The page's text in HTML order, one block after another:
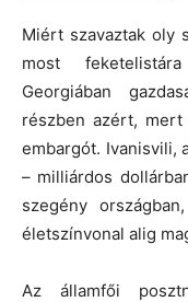
Miért szavaztak oly
most
Georgiában
részben azért,
embargót. Ivanisvili,
– milliárdos
szegény
életszínvonal alig
Az államfői